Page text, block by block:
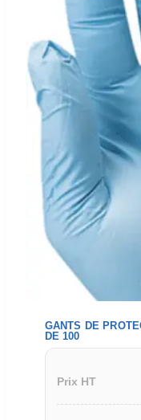
GANTS DE
DE 100
Prix HT